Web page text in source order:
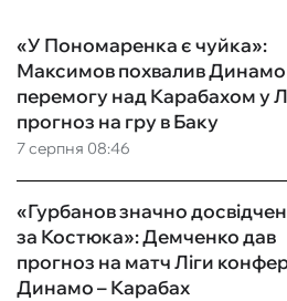
7 серпня 08:46
«У Пономаренка є чуйка»:
Максимов похвалив Динамо
перемогу над Карабахом у
прогноз на гру в Баку
«Гурбанов значно
за Костюка»: Демченко дав
прогноз на матч Ліги
Динамо – Карабах